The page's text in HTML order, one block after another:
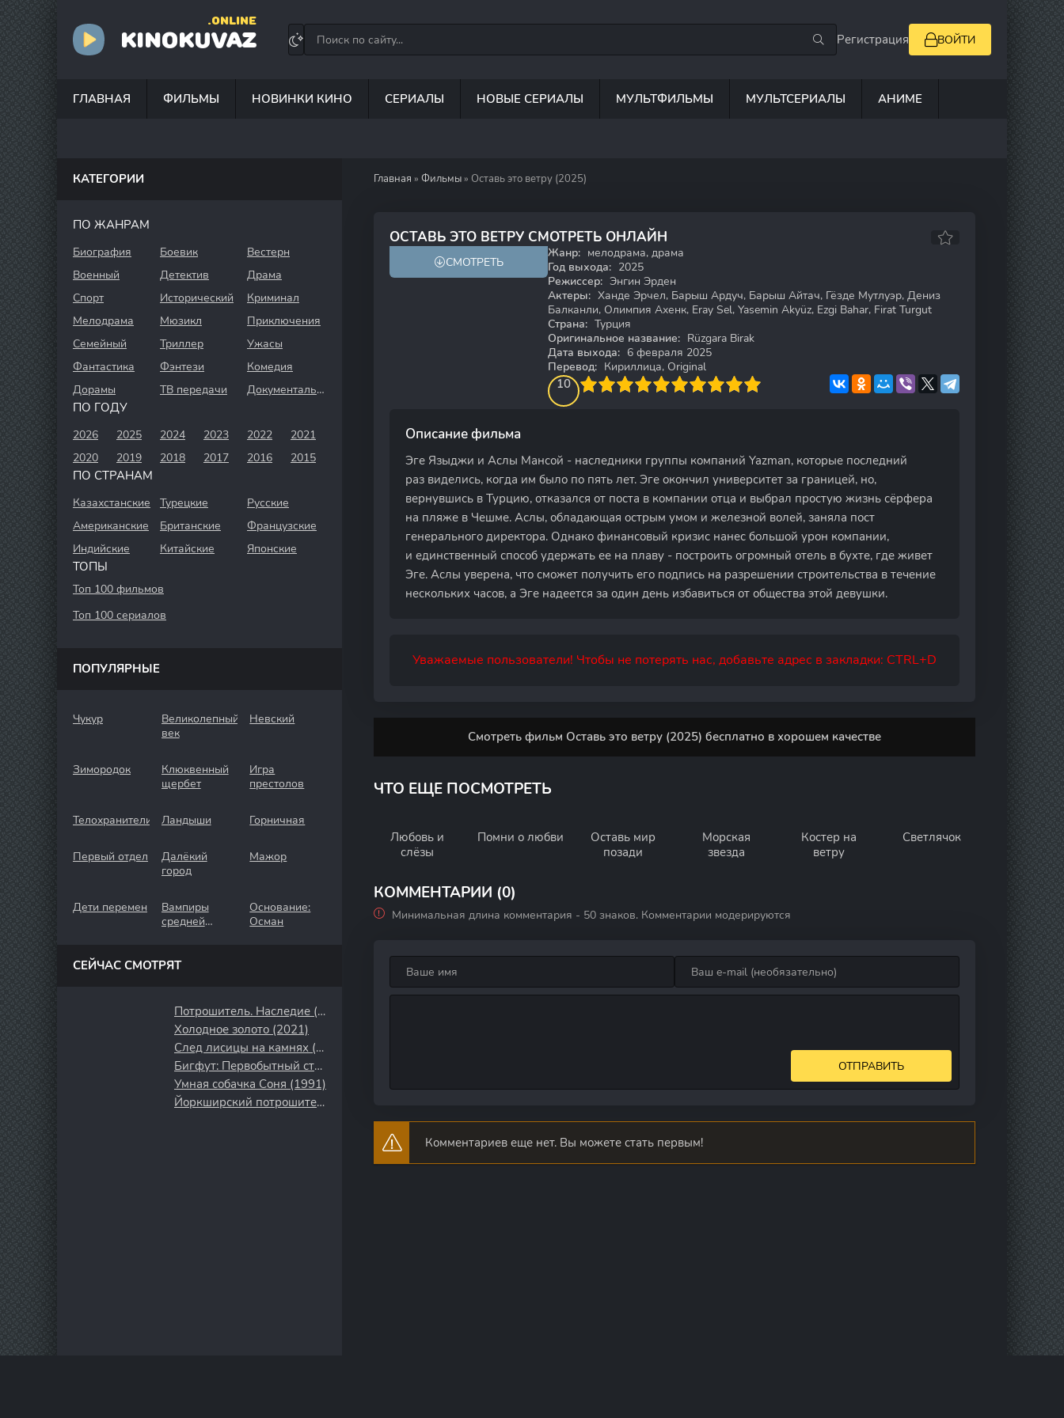
KINOKUVAZ
.ONLINE
Регистрация ВОЙТИ
ГЛАВНАЯ ФИЛЬМЫ НОВИНКИ КИНО СЕРИАЛЫ НОВЫЕ СЕРИАЛЫ МУЛЬТФИЛЬМЫ МУЛЬТСЕРИАЛЫ АНИМЕ
Главная » Фильмы » Оставь это ветру (2025)
ОСТАВЬ ЭТО ВЕТРУ СМОТРЕТЬ ОНЛАЙН
7.5 5.8
СМОТРЕТЬ
Жанр: мелодрама, драма
Год выхода: 2025
Режиссер: Энгин Эрден
Актеры: Ханде Эрчел, Барыш Ардуч, Барыш Айтач, Гёзде Мутлуэр, Дениз
Балканли, Олимпия Ахенк, Eray Sel, Yasemin Akyüz, Ezgi Bahar, Firat Turgut
Страна: Турция
Оригинальное название: Rüzgara Birak
Дата выхода: 6 февраля 2025
Перевод: Кириллица, Original
10
4 5 6 7 8 9 10
Описание фильма
Эге Языджи и Аслы Мансой - наследники группы компаний Yazman, которые последний
раз виделись, когда им было по пять лет. Эге окончил университет за границей, но,
вернувшись в Турцию, отказался от поста в компании отца и выбрал простую жизнь сёрфера
на пляже в Чешме. Аслы, обладающая острым умом и железной волей, заняла пост
генерального директора. Однако финансовый кризис нанес большой урон компании,
и единственный способ удержать ее на плаву - построить огромный отель в бухте, где живет
Эге. Аслы уверена, что сможет получить его подпись на разрешении строительства в течение
нескольких часов, а Эге надеется за один день избавиться от общества этой девушки.
Уважаемые пользователи! Чтобы не потерять нас, добавьте адрес в закладки: CTRL+D
Смотреть фильм Оставь это ветру (2025) бесплатно в хорошем качестве
ЧТО ЕЩЕ ПОСМОТРЕТЬ
Любовь и
слёзы
Помни о любви
Оставь мир
позади
Морская
звезда
Костер на
ветру
Светлячок
КОММЕНТАРИИ (0)
Минимальная длина комментария - 50 знаков. Комментарии модерируются
ОТПРАВИТЬ
Комментариев еще нет. Вы можете стать первым!
КАТЕГОРИИ
ПО ЖАНРАМ
Биография Боевик
Вестерн
Военный
Детектив
Драма
Спорт
Исторический
Криминал
Мелодрама
Мюзикл
Приключения
Семейный
Триллер
Ужасы
Фантастика
Фэнтези
Комедия
Дорамы
ТВ передачи Документальный
ПО ГОДУ
2026 2025 2024 2023 2022
2021
2020
2019 2018 2017 2016 2015
ПО СТРАНАМ
Казахстанские Турецкие
Русские
Американские
Британские
Французские
Индийские
Китайские Японские
ТОПЫ
Топ 100 фильмов
Топ 100 сериалов
ПОПУЛЯРНЫЕ
Чукур
Великолепный
век
Невский
Зимородок
Клюквенный
щербет
Игра
престолов
Телохранители Ландыши Горничная
Первый отдел
Далёкий
город
Мажор
Дети перемен
Вампиры
средней
Основание:
Осман
СЕЙЧАС СМОТРЯТ
Потрошитель. Наследие (2024)
Холодное золото (2021)
След лисицы на камнях (2019)
Бигфут: Первобытный страх (2026)
Умная собачка Соня (1991)
Йоркширский потрошитель (2020)